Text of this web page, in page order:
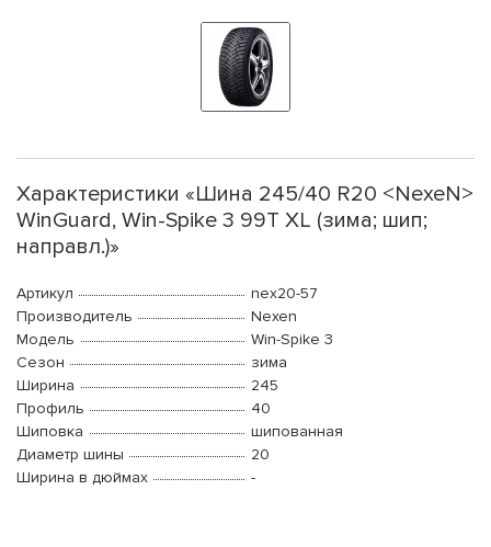
Характеристики «Шина 245/40 R20 <NexeN>
WinGuard, Win-Spike 3 99T XL (зима; шип;
направл.)»
Артикул
nex20-57
Производитель
Nexen
Модель
Win-Spike 3
Сезон
зима
Ширина
245
Профиль
40
Шиповка
шипованная
Диаметр шины
20
Ширина в дюймах
-